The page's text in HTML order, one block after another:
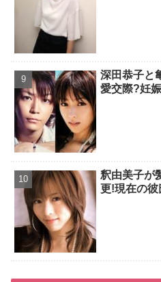
深田恭子と
愛交際?妊
釈由美子が
更!現在の